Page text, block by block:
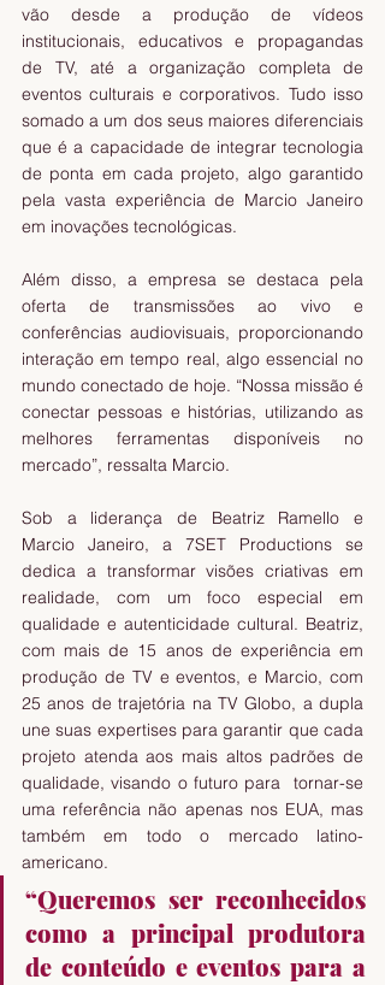
vão desde a produção de vídeos
institucionais, educativos e propagandas
de TV, até a organização completa de
eventos culturais e corporativos. Tudo isso
somado a um dos seus maiores diferenciais
que é a capacidade de integrar tecnologia
de ponta em cada projeto, algo garantido
pela vasta experiência de Marcio Janeiro
em inovações tecnológicas.
Além disso, a empresa se destaca pela
oferta de transmissões ao vivo e
conferências audiovisuais, proporcionando
interação em tempo real, algo essencial no
mundo conectado de hoje. “Nossa missão é
conectar pessoas e histórias, utilizando as
melhores ferramentas disponíveis no
mercado”, ressalta Marcio.
Sob a liderança de Beatriz Ramello e
Marcio Janeiro, a 7SET Productions se
dedica a transformar visões criativas em
realidade, com um foco especial em
qualidade e autenticidade cultural. Beatriz,
com mais de 15 anos de experiência em
produção de TV e eventos, e Marcio, com
25 anos de trajetória na TV Globo, a dupla
une suas expertises para garantir que cada
projeto atenda aos mais altos padrões de
qualidade, visando o futuro para  tornar-se
uma referência não apenas nos EUA, mas
também em todo o mercado latino-
americano.
“Queremos ser reconhecidos
como a principal produtora
de conteúdo e eventos para a